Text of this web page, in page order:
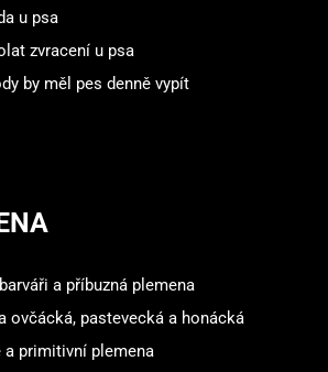
u psa
zvracení u psa
by měl pes denně vypít
a příbuzná plemena
ovčácká, pastevecká a honácká
a primitivní plemena